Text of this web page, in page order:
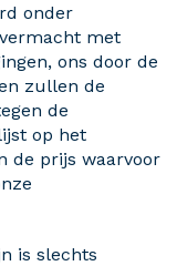
onder
met
ons door de
zullen de
de
op het
de prijs waarvoor
is slechts